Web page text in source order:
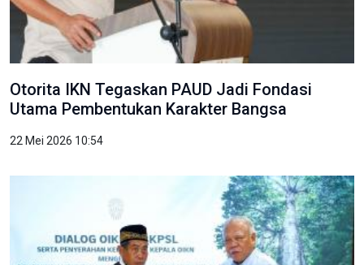
Otorita IKN Tegaskan PAUD Jadi Fondasi
Utama Pembentukan Karakter Bangsa
22 Mei 2026 10:54